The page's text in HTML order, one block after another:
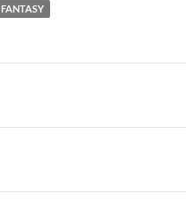
FANTASY